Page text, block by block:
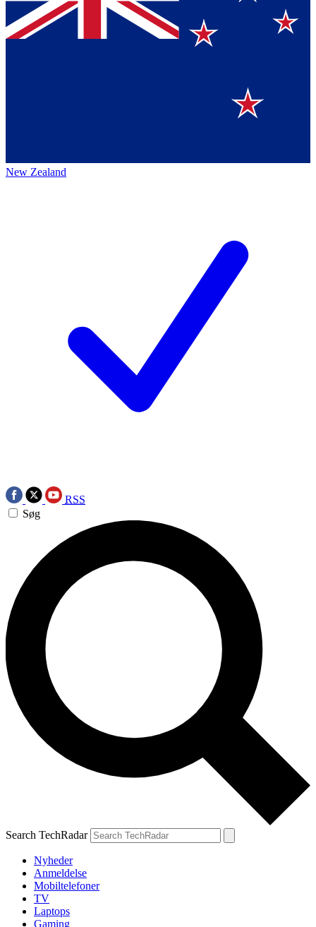
New Zealand
RSS
Søg
Search TechRadar
Nyheder
Anmeldelse
Mobiltelefoner
TV
Laptops
Gaming